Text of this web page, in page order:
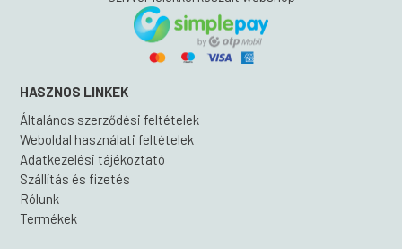
HASZNOS LINKEK
Általános szerződési feltételek
Weboldal használati feltételek
Adatkezelési tájékoztató
Szállítás és fizetés
Rólunk
Termékek